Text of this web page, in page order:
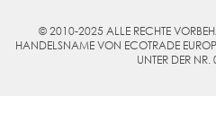
© 2010-2025 ALLE RECHTE
HANDELSNAME VON ECOTRADE
UNTER DER